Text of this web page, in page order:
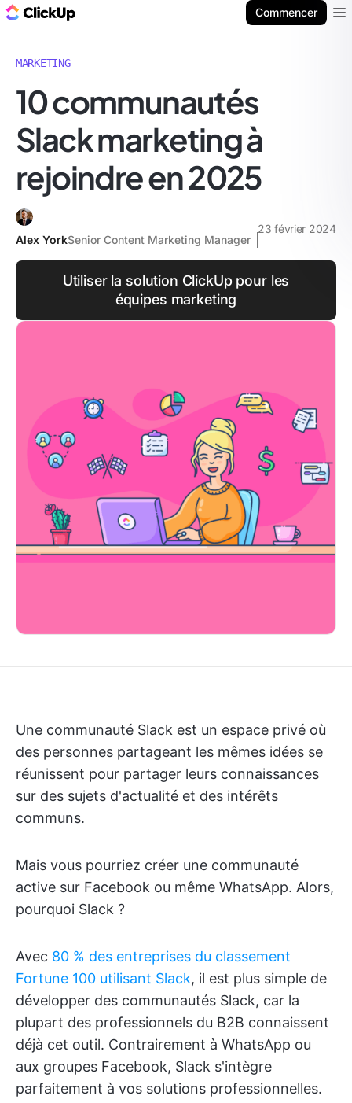
Commencer
MARKETING
10 communautés
Slack marketing à
rejoindre en 2025
Alex YorkSenior Content Marketing Manager
23 février 2024
Utiliser la solution ClickUp pour les
équipes marketing
Une communauté Slack est un espace privé où
des personnes partageant les mêmes idées se
réunissent pour partager leurs connaissances
sur des sujets d'actualité et des intérêts
communs.
Mais vous pourriez créer une communauté
active sur Facebook ou même WhatsApp. Alors,
pourquoi Slack ?
Avec 80 % des entreprises du classement
Fortune 100 utilisant Slack, il est plus simple de
développer des communautés Slack, car la
plupart des professionnels du B2B connaissent
déjà cet outil. Contrairement à WhatsApp ou
aux groupes Facebook, Slack s'intègre
parfaitement à vos solutions professionnelles.